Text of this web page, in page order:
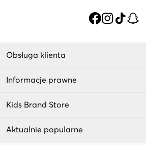
Obsługa klienta
Informacje prawne
Kids Brand Store
Aktualnie popularne